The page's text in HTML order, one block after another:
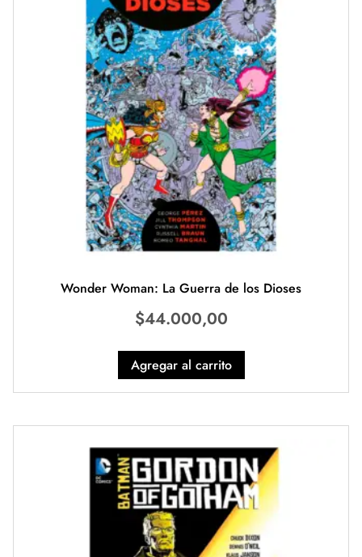
Wonder Woman: La Guerra de los Dioses
$44.000,00
Agregar al carrito